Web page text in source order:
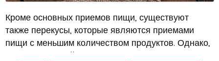
Кроме основных приемов пищи, существуют
также перекусы, которые являются приемами
пищи с меньшим количеством продуктов. Однако,
даже небольшой перекус может содержать